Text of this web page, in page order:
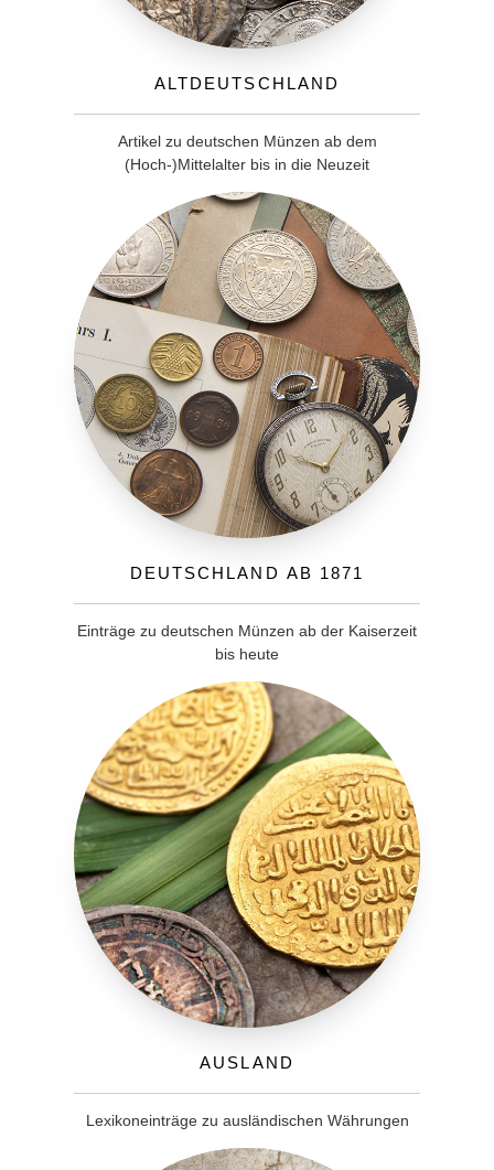
Altdeutschland
Artikel zu deutschen Münzen ab dem
(Hoch-)Mittelalter bis in die Neuzeit
Deutschland ab 1871
Einträge zu deutschen Münzen ab der Kaiserzeit
bis heute
Ausland
Lexikoneinträge zu ausländischen Währungen